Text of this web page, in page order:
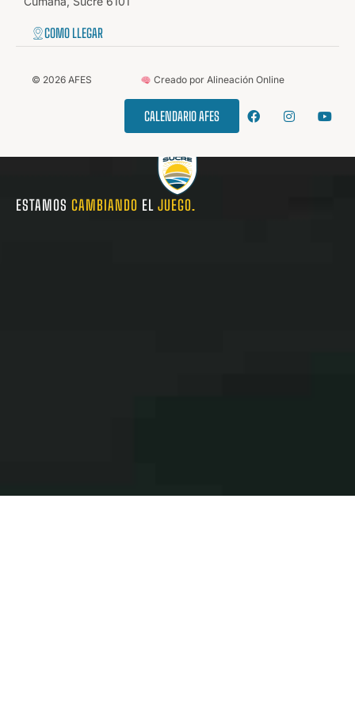
COMO LLEGAR
© 2026AFES Creado por Alineación Online
CALENDARIO AFES
ESTAMOS CAMBIANDO EL JUEGO.